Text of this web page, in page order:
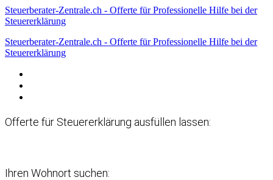
Steuerberater-Zentrale.ch - Offerte für Professionelle Hilfe bei der
Steuererklärung
Steuerberater-Zentrale.ch - Offerte für Professionelle Hilfe bei der
Steuererklärung
Offerte für Steuererklärung ausfüllen lassen:
Ihren Wohnort suchen: